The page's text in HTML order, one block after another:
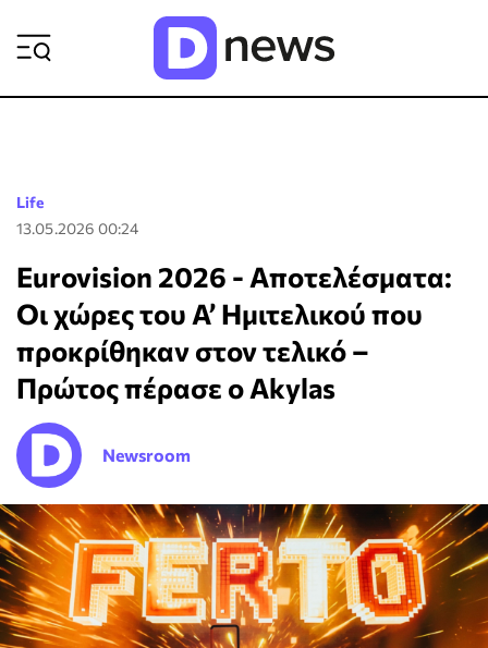
Life
13.05.2026 00:24
Eurovision 2026 - Αποτελέσματα:
Οι χώρες του Α’ Ημιτελικού που
προκρίθηκαν στον τελικό –
Πρώτος πέρασε ο Akylas
Newsroom